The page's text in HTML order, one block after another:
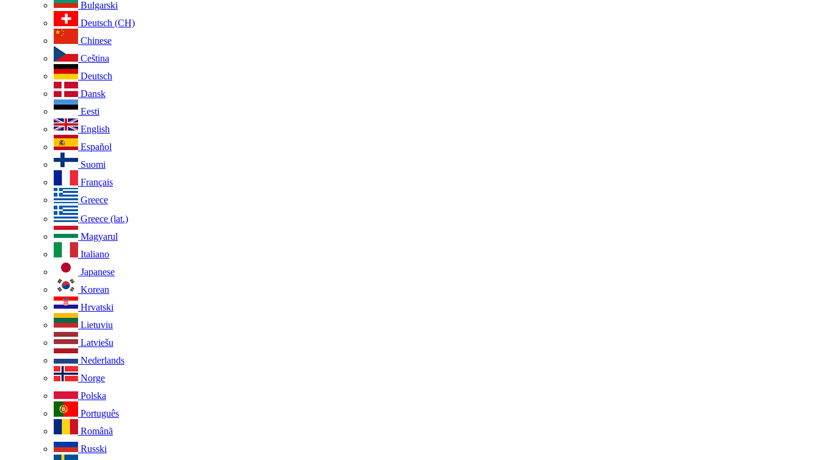
Bulgarski
Deutsch (CH)
Chinese
Ceština
Deutsch
Dansk
Eesti
English
Español
Suomi
Français
Greece
Greece (lat.)
Magyarul
Italiano
Japanese
Korean
Hrvatski
Lietuviu
Latviešu
Nederlands
Norge
Polska
Português
Românã
Russki